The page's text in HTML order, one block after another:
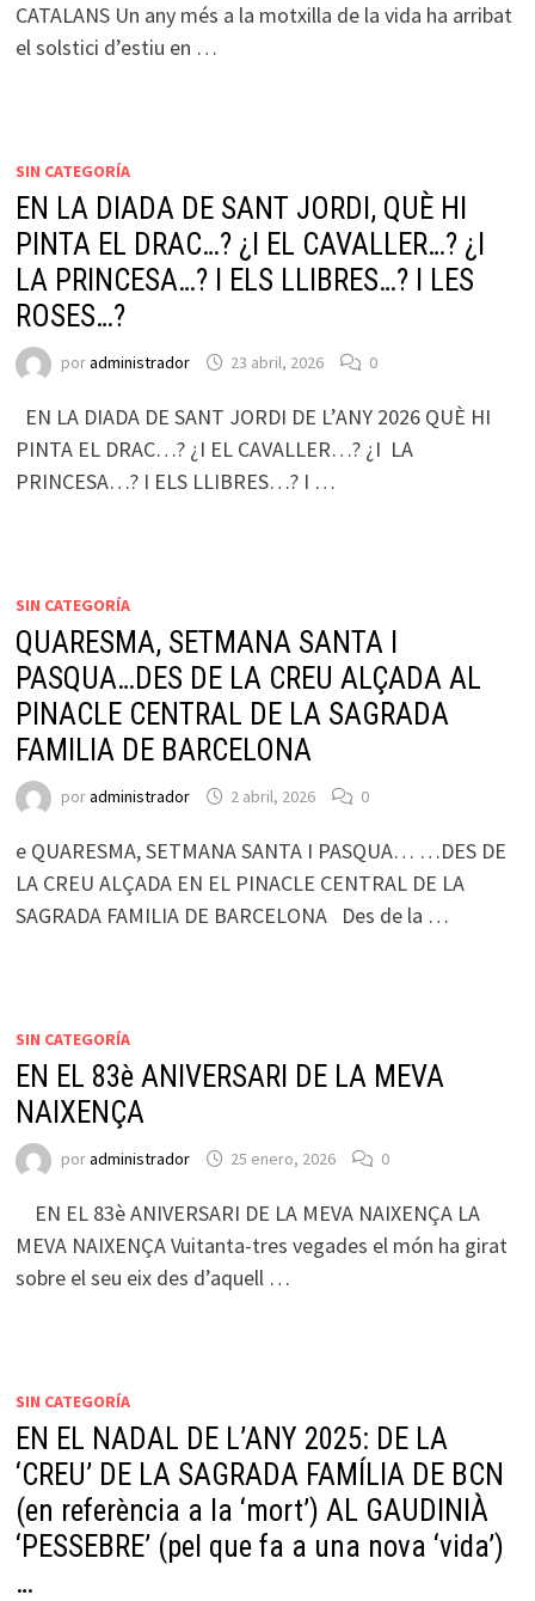
CATALANS Un any més a la motxilla de la vida ha arribat
el solstici d’estiu en …
SIN CATEGORÍA
EN LA DIADA DE SANT JORDI, QUÈ HI
PINTA EL DRAC…? ¿I EL CAVALLER…? ¿I
LA PRINCESA…? I ELS LLIBRES…? I LES
ROSES…?
poradministrador 23 abril, 2026 0
EN LA DIADA DE SANT JORDI DE L’ANY 2026 QUÈ HI
PINTA EL DRAC…? ¿I EL CAVALLER…? ¿I LA
PRINCESA…? I ELS LLIBRES…? I …
SIN CATEGORÍA
QUARESMA, SETMANA SANTA I
PASQUA…DES DE LA CREU ALÇADA AL
PINACLE CENTRAL DE LA SAGRADA
FAMILIA DE BARCELONA
poradministrador 2 abril, 2026 0
e QUARESMA, SETMANA SANTA I PASQUA… …DES DE
LA CREU ALÇADA EN EL PINACLE CENTRAL DE LA
SAGRADA FAMILIA DE BARCELONA Des de la …
SIN CATEGORÍA
EN EL 83è ANIVERSARI DE LA MEVA
NAIXENÇA
poradministrador 25 enero, 2026 0
EN EL 83è ANIVERSARI DE LA MEVA NAIXENÇA LA
MEVA NAIXENÇA Vuitanta-tres vegades el món ha girat
sobre el seu eix des d’aquell …
SIN CATEGORÍA
EN EL NADAL DE L’ANY 2025: DE LA
‘CREU’ DE LA SAGRADA FAMÍLIA DE BCN
(en referència a la ‘mort’) AL GAUDINIÀ
‘PESSEBRE’ (pel que fa a una nova ‘vida’)
…